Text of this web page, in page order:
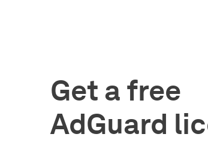
Get a free
AdGuard